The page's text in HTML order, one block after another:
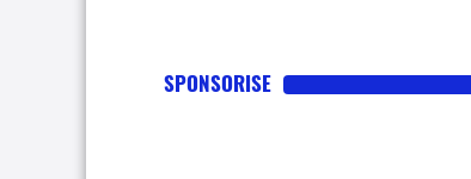
SPONSORISE